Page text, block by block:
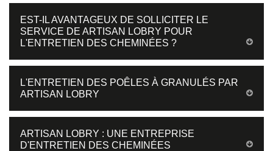
EST-IL AVANTAGEUX DE SOLLICITER LE
SERVICE DE ARTISAN LOBRY POUR
L'ENTRETIEN DES CHEMINÉES ?
L'ENTRETIEN DES POÊLES À GRANULÉS PAR
ARTISAN LOBRY
ARTISAN LOBRY : UNE ENTREPRISE
D'ENTRETIEN DES CHEMINÉES